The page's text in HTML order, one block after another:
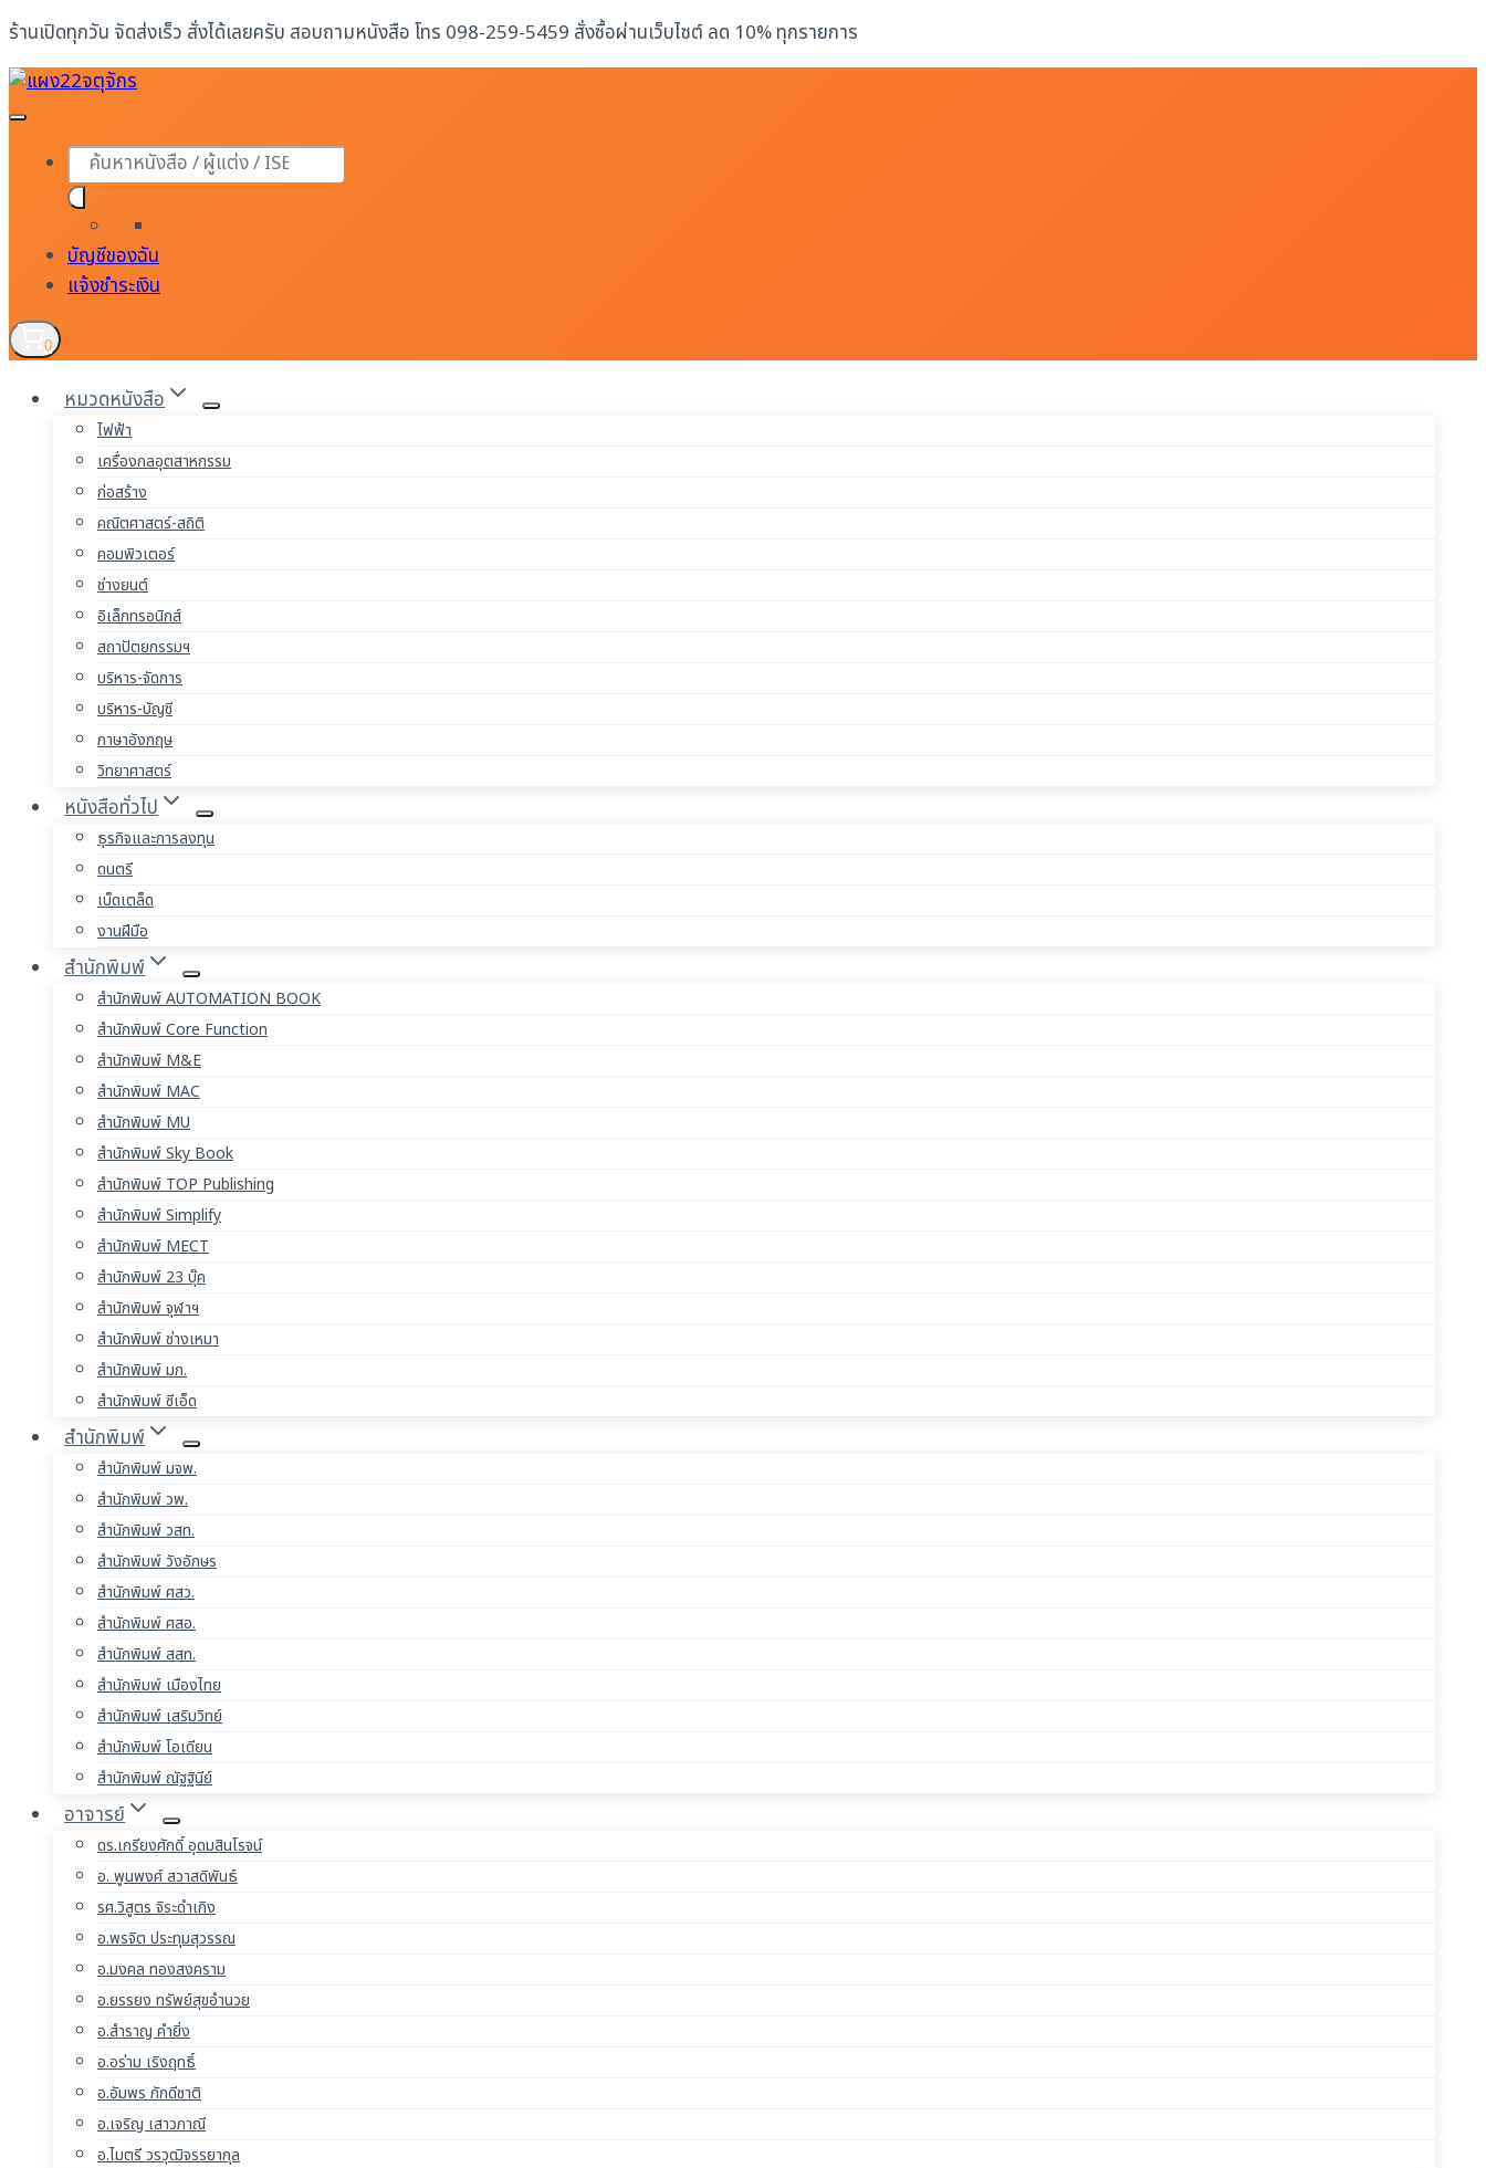
Skip
to
content
ร้านเปิดทุกวัน จัดส่งเร็ว สั่งได้เลยครับ สอบถามหนังสือ โทร 098-259-5459 สั่งซื้อผ่านเว็บไซต์ ลด 10% ทุกรายการ
Products
search
บัญชีของฉัน
แจ้งชำระเงิน
0
หมวดหนังสือ
ไฟฟ้า
เครื่องกลอุตสาหกรรม
ก่อสร้าง
คณิตศาสตร์-สถิติ
คอมพิวเตอร์
ช่างยนต์
อิเล็กทรอนิกส์
สถาปัตยกรรมฯ
บริหาร-จัดการ
บริหาร-บัญชี
ภาษาอังกฤษ
วิทยาศาสตร์
หนังสือทั่วไป
ธุรกิจและการลงทุน
ดนตรี
เบ็ดเตล็ด
งานฝีมือ
สำนักพิมพ์
สำนักพิมพ์ AUTOMATION BOOK
สำนักพิมพ์ Core Function
สำนักพิมพ์ M&E
สำนักพิมพ์ MAC
สำนักพิมพ์ MU
สำนักพิมพ์ Sky Book
สำนักพิมพ์ TOP Publishing
สำนักพิมพ์ Simplify
สำนักพิมพ์ MECT
สำนักพิมพ์ 23 บุ๊ค
สำนักพิมพ์ จุฬาฯ
สำนักพิมพ์ ช่างเหมา
สำนักพิมพ์ มก.
สำนักพิมพ์ ซีเอ็ด
สำนักพิมพ์
สำนักพิมพ์ มจพ.
สำนักพิมพ์ วพ.
สำนักพิมพ์ วสท.
สำนักพิมพ์ วังอักษร
สำนักพิมพ์ ศสว.
สำนักพิมพ์ ศสอ.
สำนักพิมพ์ สสท.
สำนักพิมพ์ เมืองไทย
สำนักพิมพ์ เสริมวิทย์
สำนักพิมพ์ โอเดียน
สำนักพิมพ์ ณัฐฐินีย์
อาจารย์
ดร.เกรียงศักดิ์ อุดมสินโรจน์
อ. พูนพงศ์ สวาสดิพันธ์
รศ.วิสูตร จิระดำเกิง
อ.พรจิต ประทุมสุวรรณ
อ.มงคล ทองสงคราม
อ.ยรรยง ทรัพย์สุขอำนวย
อ.สำราญ คำยิ่ง
อ.อร่าม เริงฤทธิ์
อ.อัมพร ภักดีชาติ
อ.เจริญ เสาวภาณี
อ.ไมตรี วรวุฒิจรรยากุล